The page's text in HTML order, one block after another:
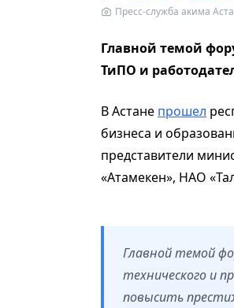
Пресс-служба акима
Главной темой
ТиПО и
В Астане прошел
бизнеса и
представители
«Атамекен», НАО
Главной темой
технического и
повысить